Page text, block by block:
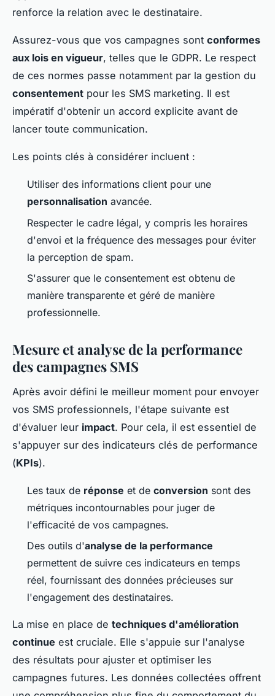
renforce la relation avec le destinataire.
Assurez-vous que vos campagnes sont conformes
aux lois en vigueur, telles que le GDPR. Le respect
de ces normes passe notamment par la gestion du
consentement pour les SMS marketing. Il est
impératif d'obtenir un accord explicite avant de
lancer toute communication.
Les points clés à considérer incluent :
Utiliser des informations client pour une
personnalisation avancée.
Respecter le cadre légal, y compris les horaires
d'envoi et la fréquence des messages pour éviter
la perception de spam.
S'assurer que le consentement est obtenu de
manière transparente et géré de manière
professionnelle.
Mesure et analyse de la performance
des campagnes SMS
Après avoir défini le meilleur moment pour envoyer
vos SMS professionnels, l'étape suivante est
d'évaluer leur impact. Pour cela, il est essentiel de
s'appuyer sur des indicateurs clés de performance
(KPIs).
Les taux de réponse et de conversion sont des
métriques incontournables pour juger de
l'efficacité de vos campagnes.
Des outils d'analyse de la performance
permettent de suivre ces indicateurs en temps
réel, fournissant des données précieuses sur
l'engagement des destinataires.
La mise en place de techniques d'amélioration
continue est cruciale. Elle s'appuie sur l'analyse
des résultats pour ajuster et optimiser les
campagnes futures. Les données collectées offrent